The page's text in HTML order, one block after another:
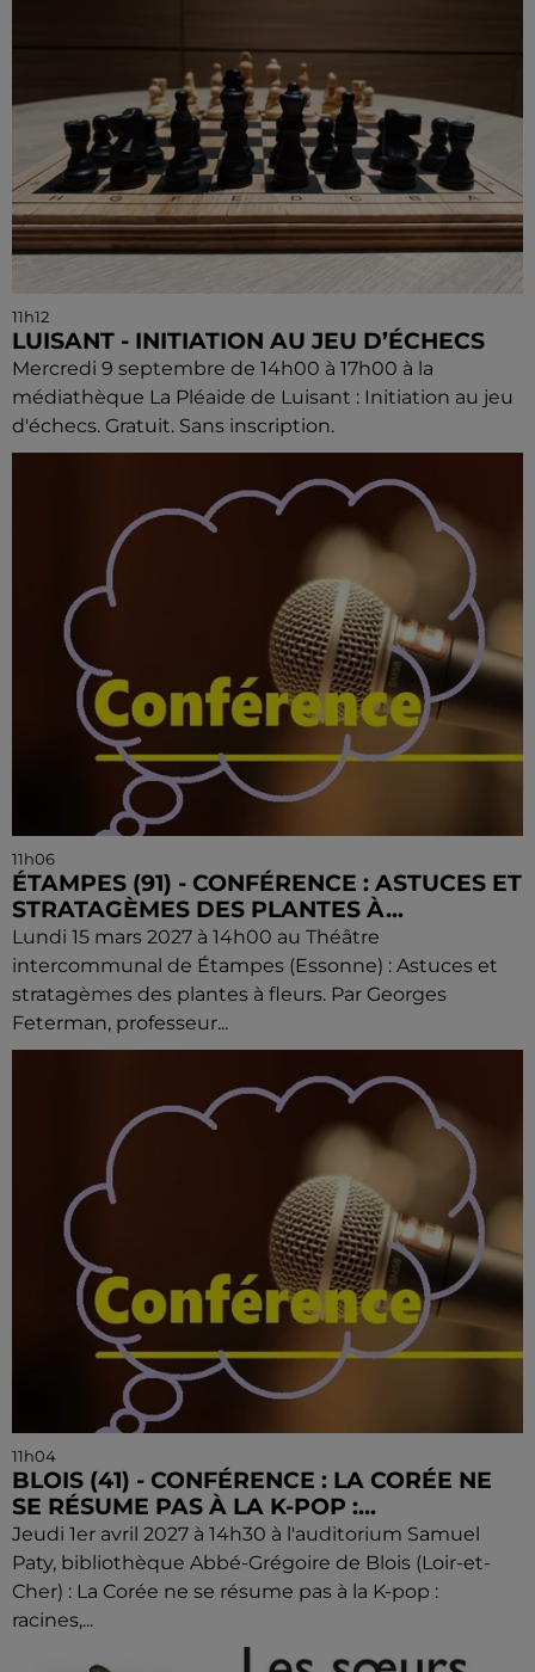
11h12
LUISANT - INITIATION AU JEU D’ÉCHECS
Mercredi 9 septembre de 14h00 à 17h00 à la
médiathèque La Pléaide de Luisant : Initiation au jeu
d'échecs. Gratuit. Sans inscription.
11h06
ÉTAMPES (91) - CONFÉRENCE : ASTUCES ET
STRATAGÈMES DES PLANTES À...
Lundi 15 mars 2027 à 14h00 au Théâtre
intercommunal de Étampes (Essonne) : Astuces et
stratagèmes des plantes à fleurs. Par Georges
Feterman, professeur...
11h04
BLOIS (41) - CONFÉRENCE : LA CORÉE NE
SE RÉSUME PAS À LA K-POP :...
Jeudi 1er avril 2027 à 14h30 à l'auditorium Samuel
Paty, bibliothèque Abbé-Grégoire de Blois (Loir-et-
Cher) : La Corée ne se résume pas à la K-pop :
racines,...